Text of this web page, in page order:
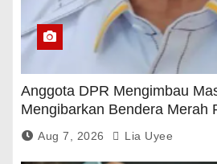
Anggota DPR Mengimbau
Mengibarkan Bendera Merah
Tanda Rasa Terima Kasih
Aug 7, 2026 Lia Uyee